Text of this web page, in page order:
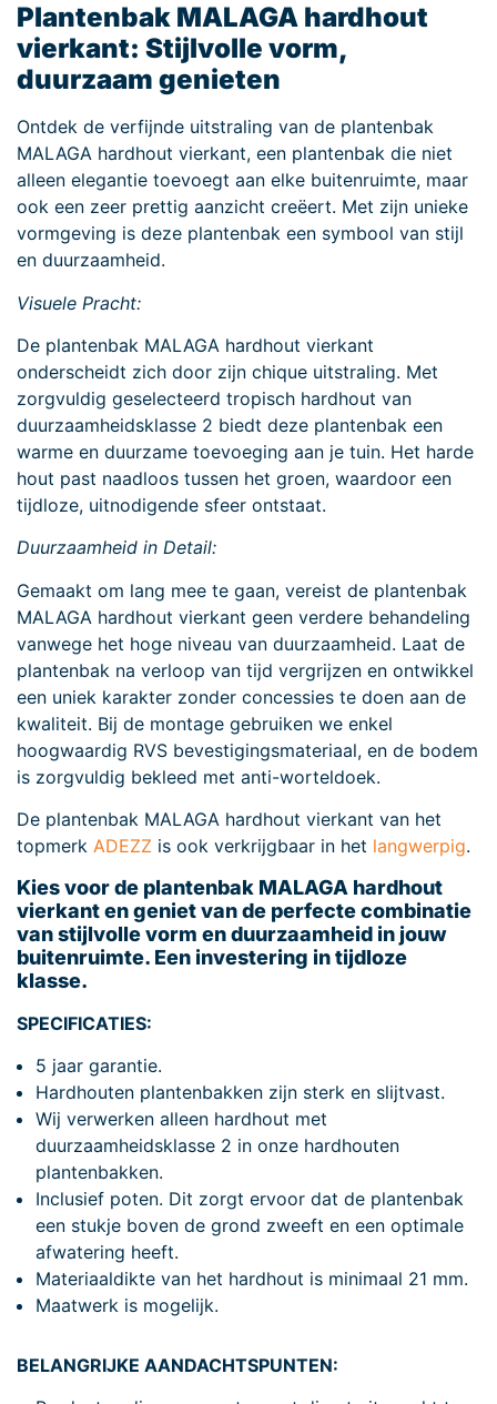
Plantenbak MALAGA hardhout
vierkant: Stijlvolle vorm,
duurzaam genieten
Ontdek de verfijnde uitstraling van de plantenbak
MALAGA hardhout vierkant, een plantenbak die niet
alleen elegantie toevoegt aan elke buitenruimte, maar
ook een zeer prettig aanzicht creëert. Met zijn unieke
vormgeving is deze plantenbak een symbool van stijl
en duurzaamheid.
Visuele Pracht:
De plantenbak MALAGA hardhout vierkant
onderscheidt zich door zijn chique uitstraling. Met
zorgvuldig geselecteerd tropisch hardhout van
duurzaamheidsklasse 2 biedt deze plantenbak een
warme en duurzame toevoeging aan je tuin. Het harde
hout past naadloos tussen het groen, waardoor een
tijdloze, uitnodigende sfeer ontstaat.
Duurzaamheid in Detail:
Gemaakt om lang mee te gaan, vereist de plantenbak
MALAGA hardhout vierkant geen verdere behandeling
vanwege het hoge niveau van duurzaamheid. Laat de
plantenbak na verloop van tijd vergrijzen en ontwikkel
een uniek karakter zonder concessies te doen aan de
kwaliteit. Bij de montage gebruiken we enkel
hoogwaardig RVS bevestigingsmateriaal, en de bodem
is zorgvuldig bekleed met anti-worteldoek.
De plantenbak MALAGA hardhout vierkant van het
topmerk ADEZZ is ook verkrijgbaar in het langwerpig.
Kies voor de plantenbak MALAGA hardhout
vierkant en geniet van de perfecte combinatie
van stijlvolle vorm en duurzaamheid in jouw
buitenruimte. Een investering in tijdloze
klasse.
SPECIFICATIES:
5 jaar garantie.
Hardhouten plantenbakken zijn sterk en slijtvast.
Wij verwerken alleen hardhout met
duurzaamheidsklasse 2 in onze hardhouten
plantenbakken.
Inclusief poten. Dit zorgt ervoor dat de plantenbak
een stukje boven de grond zweeft en een optimale
afwatering heeft.
Materiaaldikte van het hardhout is minimaal 21 mm.
Maatwerk is mogelijk.
BELANGRIJKE AANDACHTSPUNTEN: